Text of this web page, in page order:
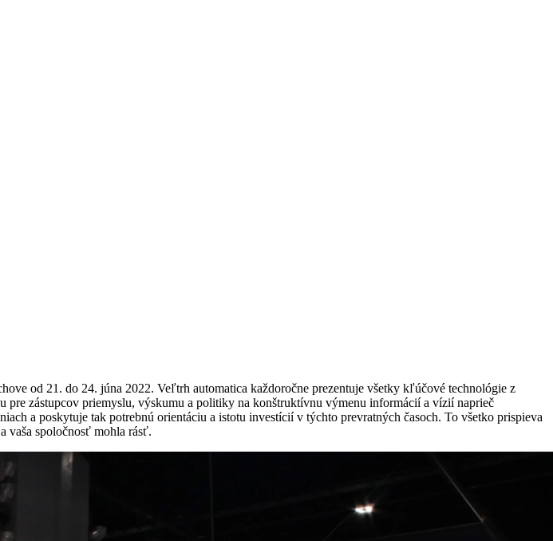
od 21. do 24. júna 2022. Veľtrh automatica každoročne prezentuje všetky kľúčové technológie z
zástupcov priemyslu, výskumu a politiky na konštruktívnu výmenu informácií a vízií naprieč
a poskytuje tak potrebnú orientáciu a istotu investícií v týchto prevratných časoch. To všetko prispieva
vaša spoločnosť mohla rásť.